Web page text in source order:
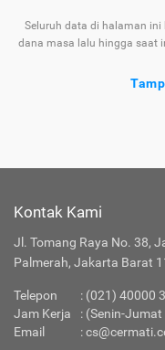
Seluruh data di halaman
dana masa lalu hingga saat
Apakah
Kontak Kami
Jl. Tomang Raya No. 38,
Palmerah, Jakarta Barat
Telepon : (021) 40000
Jam Kerja
: (Senin-
Email
: